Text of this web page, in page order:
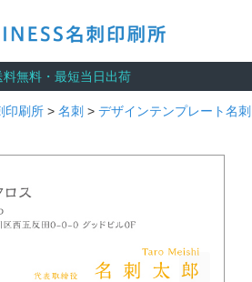
無料・最短当日出荷
印刷所 > 名刺 > デザインテンプレート名刺